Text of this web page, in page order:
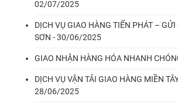
02/07/2025
DỊCH VỤ GIAO HÀNG TIẾN PHÁT –
SƠN - 30/06/2025
GIAO NHẬN HÀNG HÓA NHANH
DỊCH VỤ VẬN TẢI GIAO HÀNG MIỀN
28/06/2025